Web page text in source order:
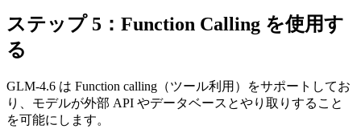
ステップ 5：Function Calling を使用す
る
GLM-4.6 は Function calling（ツール利用）をサポートしてお
り、モデルが外部 API やデータベースとやり取りすること
を可能にします。